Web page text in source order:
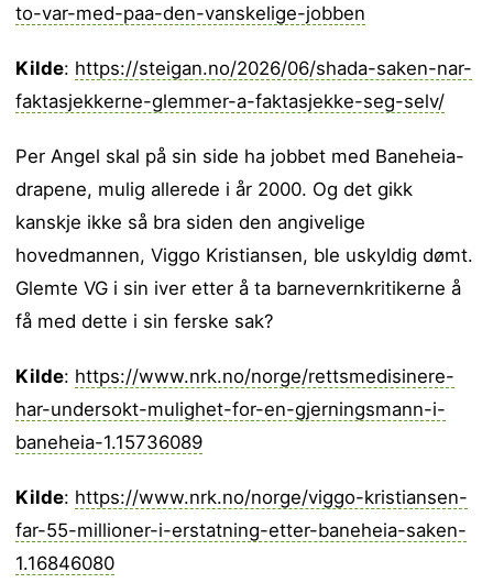
to-var-med-paa-den-vanskelige-jobben
Kilde: https://steigan.no/2026/06/shada-saken-nar-
faktasjekkerne-glemmer-a-faktasjekke-seg-selv/
Per Angel skal på sin side ha jobbet med Baneheia-
drapene, mulig allerede i år 2000. Og det gikk
kanskje ikke så bra siden den angivelige
hovedmannen, Viggo Kristiansen, ble uskyldig dømt.
Glemte VG i sin iver etter å ta barnevernkritikerne å
få med dette i sin ferske sak?
Kilde: https://www.nrk.no/norge/rettsmedisinere-
har-undersokt-mulighet-for-en-gjerningsmann-i-
baneheia-1.15736089
Kilde: https://www.nrk.no/norge/viggo-kristiansen-
far-55-millioner-i-erstatning-etter-baneheia-saken-
1.16846080